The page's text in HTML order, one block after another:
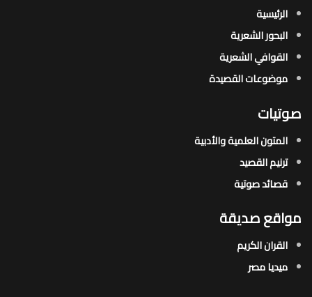
الرئيسية
البحور الشعرية​
القوافي الشعرية​
موضوعات القصيدة​
صوتيات
المتون العلمية والأدبية
ترنيم القصيد
قصائد صوتية
مواقع صديقة
القران الكريم
ميديا مصر